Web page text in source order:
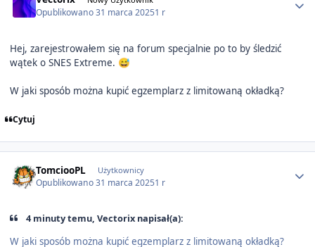
Opublikowano31 marca 20251 r
Hej, zarejestrowałem się na forum specjalnie po to by śledzić
wątek o SNES Extreme. 😅
W jaki sposób można kupić egzemplarz z limitowaną okładką?
Cytuj
TomciooPL Użytkownicy
Opublikowano31 marca 20251 r
4 minuty temu, Vectorix napisał(a):
W jaki sposób można kupić egzemplarz z limitowaną okładką?